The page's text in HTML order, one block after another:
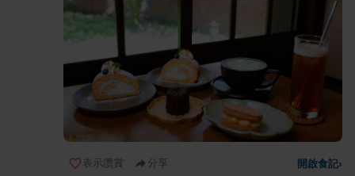
表示讚賞 分享 開啟食記›